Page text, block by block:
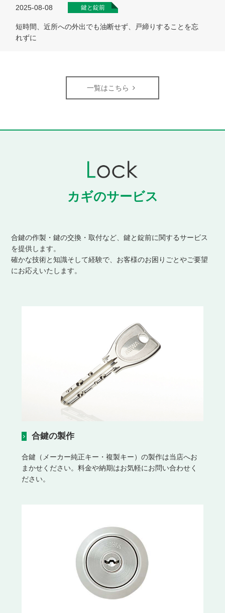
2025-08-08 鍵と錠前
短時間、近所への外出でも油断せず、戸締りすることを忘
れずに
一覧はこちら
カギのサービス
合鍵の作製・鍵の交換・取付など、鍵と錠前に関するサービス
を提供します。
確かな技術と知識そして経験で、お客様のお困りごとやご要望
にお応えいたします。
合鍵の製作
合鍵（メーカー純正キー・複製キー）の製作は当店へお
まかせください。料金や納期はお気軽にお問い合わせく
ださい。